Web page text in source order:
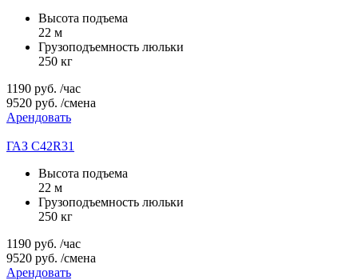
Высота подъема
22 м
Грузоподъемность люльки
250 кг
1190 руб. /час
9520 руб. /смена
Арендовать
ГАЗ C42R31
Высота подъема
22 м
Грузоподъемность люльки
250 кг
1190 руб. /час
9520 руб. /смена
Арендовать